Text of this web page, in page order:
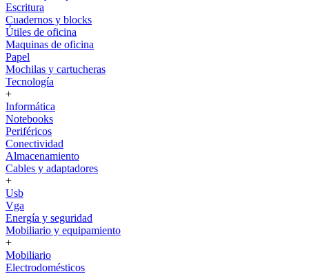
Escritura
Cuadernos y blocks
Útiles de oficina
Maquinas de oficina
Papel
Mochilas y cartucheras
Tecnología
+
Informática
Notebooks
Periféricos
Conectividad
Almacenamiento
Cables y adaptadores
+
Usb
Vga
Energía y seguridad
Mobiliario y equipamiento
+
Mobiliario
Electrodomésticos